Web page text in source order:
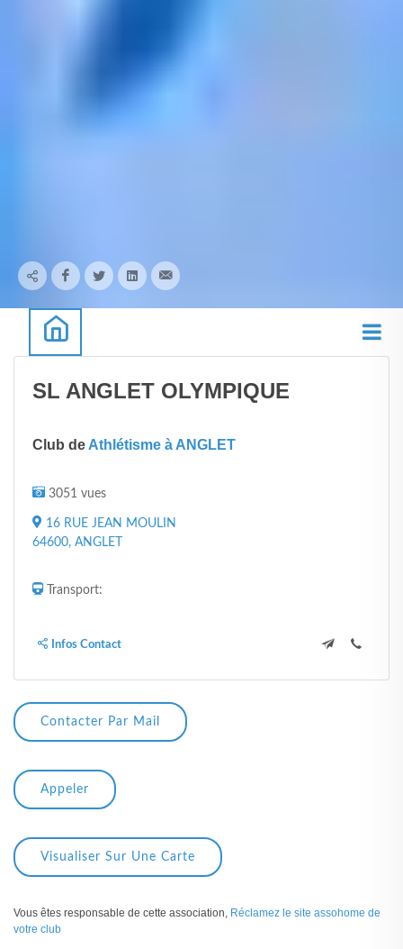
SL ANGLET OLYMPIQUE
Club de Athlétisme à ANGLET
3051 vues
16 RUE JEAN MOULIN
64600, ANGLET
Transport:
Infos Contact
Contacter Par Mail
Appeler
Visualiser Sur Une Carte
Vous êtes responsable de cette association, Réclamez le site assohome de
votre club